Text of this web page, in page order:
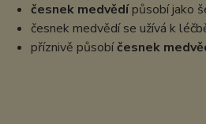
česnek medvědípůsobí jako
česnek medvědí se užívá k
příznivě působíčesnek